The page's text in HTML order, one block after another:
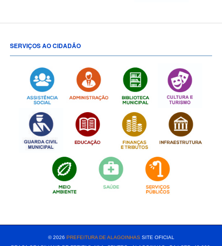
SERVIÇOS AO CIDADÃO
© 2026 PREFEITURA DE ALAGOINHASSITE OFICIAL